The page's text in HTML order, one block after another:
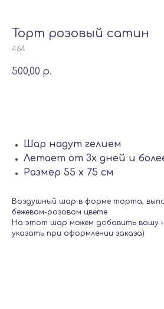
Торт розовый сатин
464
500,00 р.
Шар надут гелием
Летает от 3х дней и
Размер 55 х 75 см
Воздушный шар в форме торта,
бежевом-розовом цвете
На этот шар можем добавить вашу
указать при оформлении заказа)